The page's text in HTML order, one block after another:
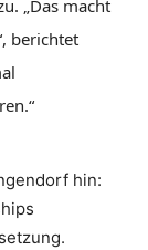
„Das macht
berichtet
hin: